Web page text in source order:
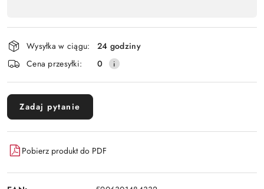
płatność
i
dostawa
Wysyłka w ciągu:
24 godziny
Cena przesyłki:
0
Zadaj pytanie
Pobierz produkt do PDF